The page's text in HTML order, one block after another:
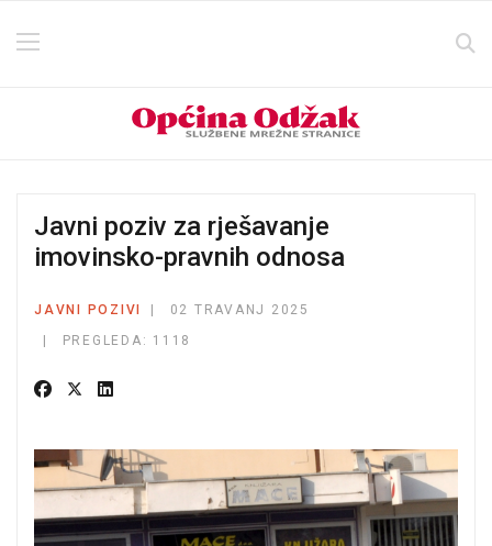
Javni poziv za rješavanje
imovinsko-pravnih odnosa
JAVNI POZIVI
02 TRAVANJ 2025
PREGLEDA: 1118